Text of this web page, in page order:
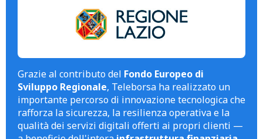
Grazie al contributo del Fondo Europeo di
Sviluppo Regionale, Teleborsa ha realizzato un
importante percorso di innovazione tecnologica che
rafforza la sicurezza, la resilienza operativa e la
qualità dei servizi digitali offerti ai propri clienti —